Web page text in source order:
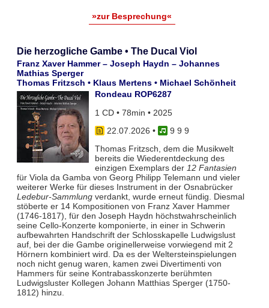
»zur Besprechung«
Die herzogliche Gambe • The Ducal Viol
Franz Xaver Hammer – Joseph Haydn – Johannes
Mathias Sperger
Thomas Fritzsch • Klaus Mertens • Michael Schönheit
Rondeau ROP6287
1 CD • 78min • 2025
22.07.2026 •
9 9 9
Thomas Fritzsch, dem die Musikwelt
bereits die Wiederentdeckung des
einzigen Exemplars der 12 Fantasien
für Viola da Gamba von Georg Philipp Telemann und vieler
weiterer Werke für dieses Instrument in der Osnabrücker
Ledebur-Sammlungverdankt, wurde erneut fündig. Diesmal
stöberte er 14 Kompositionen von Franz Xaver Hammer
(1746-1817), für den Joseph Haydn höchstwahrscheinlich
seine Cello-Konzerte komponierte, in einer in Schwerin
aufbewahrten Handschrift der Schlosskapelle Ludwigslust
auf, bei der die Gambe originellerweise vorwiegend mit 2
Hörnern kombiniert wird. Da es der Weltersteinspielungen
noch nicht genug waren, kamen zwei Divertimenti von
Hammers für seine Kontrabasskonzerte berühmten
Ludwigsluster Kollegen Johann Matthias Sperger (1750-
1812) hinzu.